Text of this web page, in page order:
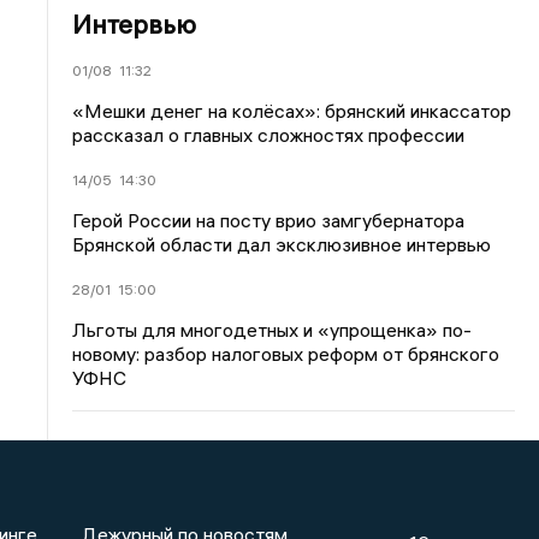
Интервью
01/08 11:32
«Мешки денег на колёсах»: брянский инкассатор
рассказал о главных сложностях профессии
14/05 14:30
Герой России на посту врио замгубернатора
Брянской области дал эксклюзивное интервью
28/01 15:00
Льготы для многодетных и «упрощенка» по-
новому: разбор налоговых реформ от брянского
УФНС
Дежурный по новостям